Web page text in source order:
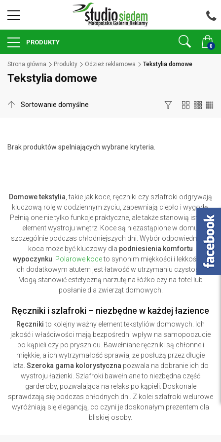
0
PRODUKTY
Strona główna Produkty Odzież reklamowa Tekstylia domowe
Tekstylia domowe
Brak produktów spelniających wybrane kryteria.
Domowe tekstylia , takie jak koce, ręczniki czy szlafroki odgrywają
kluczową rolę w codziennym życiu, zapewniają ciepło i wygodę.
Pełnią one nie tylko funkcje praktyczne, ale także stanowią istotny
element wystroju wnętrz. Koce są niezastąpione w domu,
szczególnie podczas chłodniejszych dni. Wybór odpowiedniego
koca może być kluczowy dla podniesienia komfortu
wypoczynku Polarowe koceto synonim miękkości i lekkości, a
ich dodatkowym atutem jest łatwość w utrzymaniu czystości.
Mogą stanowić estetyczną narzutę na łóżko czy na fotel lub
posłanie dla zwierząt domowych.
Ręczniki i szlafroki – niezbędne w każdej łazience
Ręcznikito kolejny ważny element tekstyliów domowych. Ich
jakość i właściwości mają bezpośredni wpływ na samopoczucie
po kąpieli czy po prysznicu. Bawełniane ręczniki są chłonne i
miękkie, a ich wytrzymałość sprawia, że posłużą przez długie
lata. Szeroka gama kolorystyczna pozwala na dobranie ich do
wystroju łazienki. Szlafroki bawełniane to niezbędna część
garderoby, pozwalająca na relaks po kąpieli. Doskonale
sprawdzają się podczas chłodnych dni. Z kolei szlafroki welurowe
wyróżniają się elegancją, co czyni je doskonałym prezentem dla
bliskiej osoby.